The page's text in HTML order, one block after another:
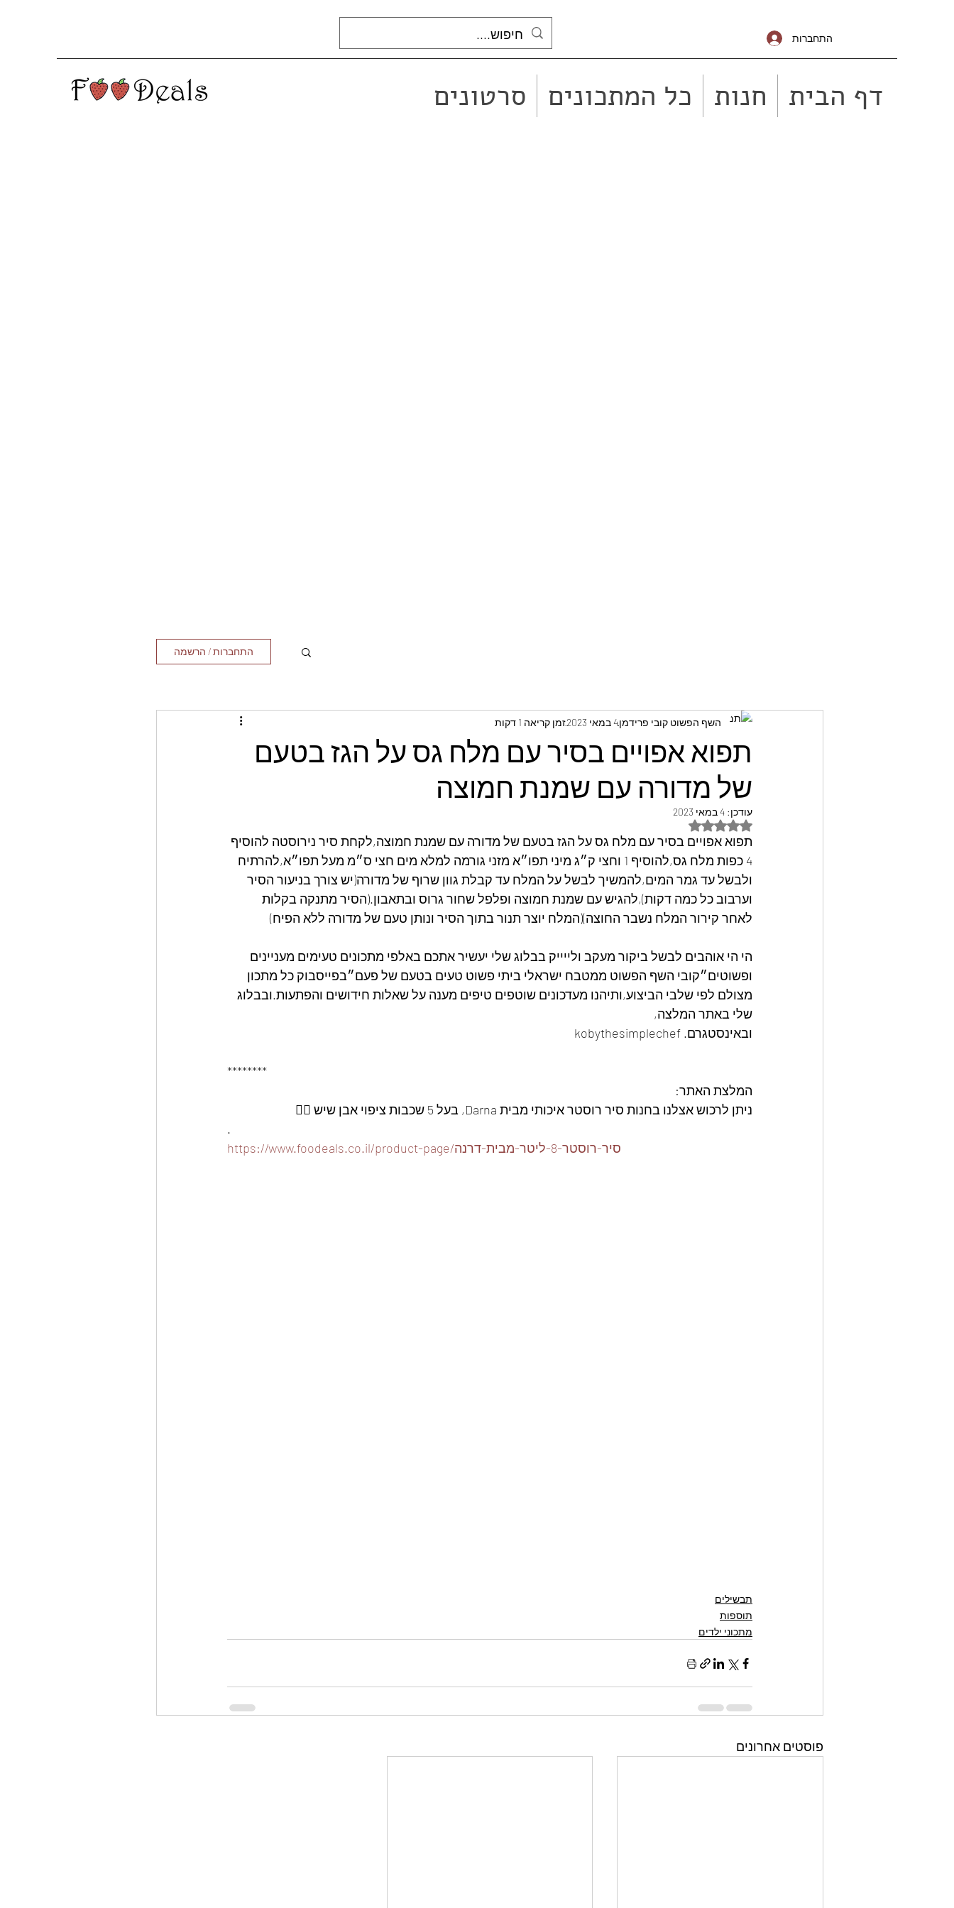
התחברות
דף הבית חנות כל המתכונים סרטונים
התחברות / הרשמה
‎⁨תפוא אפויים בסיר עם מלח גס על הגז בטעם
של מדורה עם שמנת חמוצה⁩
השף הפשוט קובי פרידמן4 במאי 2023 זמן קריאה 1 דקות
עודכן: 4 במאי 2023
דירוג של NaN מתוך 5 כוכבים
תפוא אפויים בסיר עם מלח גס על הגז בטעם של מדורה עם שמנת חמוצה,לקחת סיר נירוסטה להוסיף
4 כפות מלח גס,להוסיף 1 וחצי ק״ג מיני תפו״א מזני גורמה למלא מים חצי ס״מ מעל תפו״א,להרתיח
ולבשל עד גמר המים,להמשיך לבשל על המלח עד קבלת גוון שרוף של מדורה(יש צורך בניעור הסיר
וערבוב כל כמה דקות),להגיש עם שמנת חמוצה ופלפל שחור גרוס ובתאבון.(הסיר מתנקה בקלות
לאחר קירור המלח נשבר החוצה)(המלח יוצר תנור בתוך הסיר ונותן טעם של מדורה ללא הפיח)
הי הי אוהבים לבשל ביקור מעקב ולייייק בבלוג שלי יעשיר אתכם באלפי מתכונים טעימים מעניינים
ופשוטים״קובי השף הפשוט ממטבח ישראלי ביתי פשוט טעים בטעם של פעם״בפייסבוק כל מתכון
מצולם לפי שלבי הביצוע,ותיהנו מעדכונים שוטפים טיפים מענה על שאלות חידושים והפתעות.ובבלוג
שלי באתר המלצה,
ובאינסטגרם. kobythesimplechef
********
המלצת האתר:
ניתן לרכוש אצלנו בחנות סיר רוסטר איכותי מבית Darna, בעל 5 שכבות ציפוי אבן שיש 👇🏽
.
https://www.foodeals.co.il/product-page/סיר-רוסטר-8-ליטר-מבית-דרנה
תבשילים
תוספות
מתכוני ילדים
פוסטים אחרונים